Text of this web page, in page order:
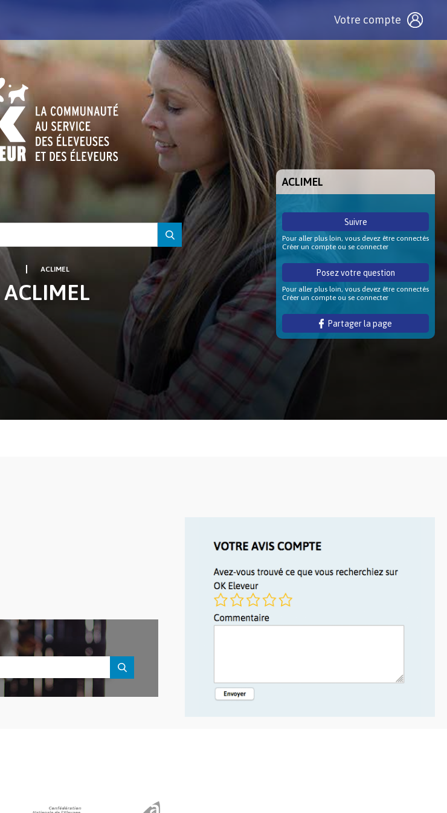
Votre compte
ACLIMEL
ACLIMEL
ACLIMEL
Suivre
Pour aller plus loin, vous devez être connectés
Créer un compte ou se connecter
Posez votre question
Pour aller plus loin, vous devez être connectés
Créer un compte ou se connecter
Partager la page